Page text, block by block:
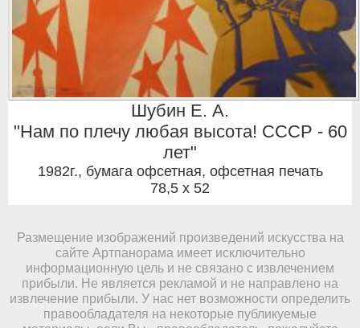
Шубин Е. А.
"Нам по плечу любая высота! СССР - 60
лет"
1982г., бумага офсетная, офсетная печать
78,5 x 52
Размещение изображений произведений искусства на
сайте Артпанорама имеет исключительно
информационную цель и не связано с извлечением
прибыли. Не является рекламой и не направлено на
извлечение прибыли. У нас нет возможности определить
правообладателя на некоторые публикуемые